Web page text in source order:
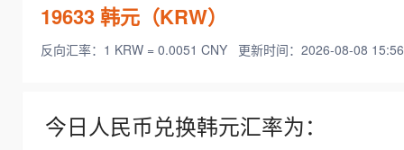
19633韩元（KRW）
反向汇率：1 KRW = 0.0051 CNY 更新时间：2026-08-08
今日人民币兑换韩元汇率为：